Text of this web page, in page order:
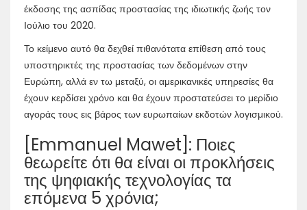
έκδοσης της ασπίδας προστασίας της ιδιωτικής ζωής τον
Ιούλιο του 2020.
Το κείμενο αυτό θα δεχθεί πιθανότατα επίθεση από τους
υποστηρικτές της προστασίας των δεδομένων στην
Ευρώπη, αλλά εν τω μεταξύ, οι αμερικανικές υπηρεσίες θα
έχουν κερδίσει χρόνο και θα έχουν προστατεύσει το μερίδιο
αγοράς τους εις βάρος των ευρωπαίων εκδοτών λογισμικού.
[Emmanuel Mawet]: Ποιες
θεωρείτε ότι θα είναι οι προκλήσεις
της ψηφιακής τεχνολογίας τα
επόμενα 5 χρόνια;